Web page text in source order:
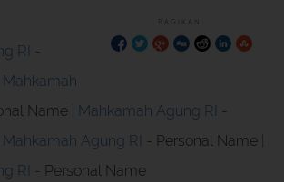
BAGIKAN:
RI -
Mahkamah
Name Mahkamah Agung RI -
Mahkamah Agung RI - Personal Name
RI - Personal Name